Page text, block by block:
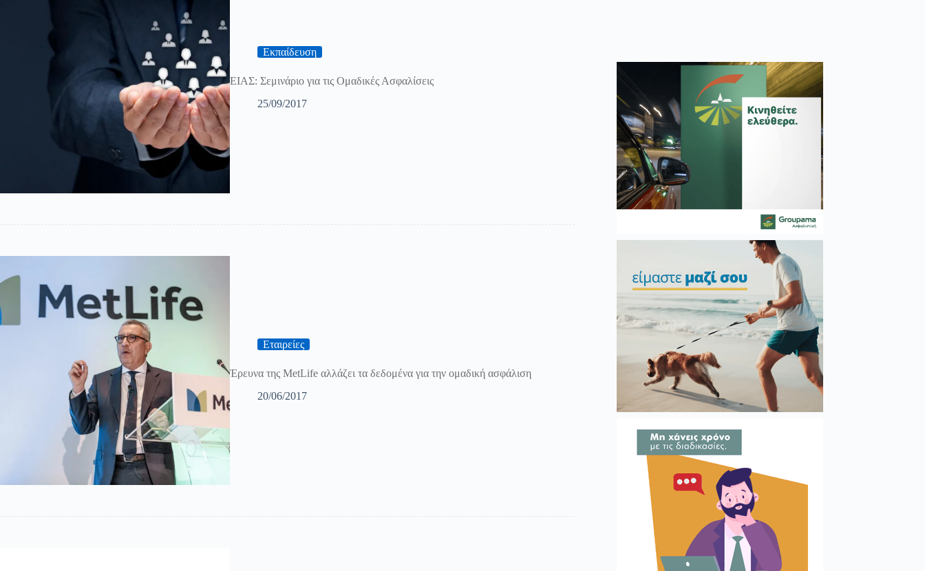
Εκπαίδευση
ΕΙΑΣ: Σεμινάριο για τις Ομαδικές Ασφαλίσεις
25/09/2017
Εταιρείες
Έρευνα της MetLife αλλάζει τα δεδομένα για την ομαδική ασφάλιση
20/06/2017